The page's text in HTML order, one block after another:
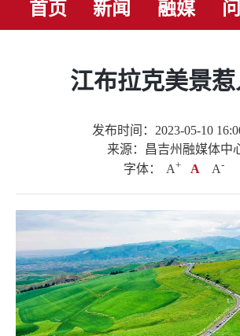
首页 新闻 融媒
江布拉克美景
发布时间：2023-05-10
来源：昌吉州融媒体中
字体：
A+ A A-